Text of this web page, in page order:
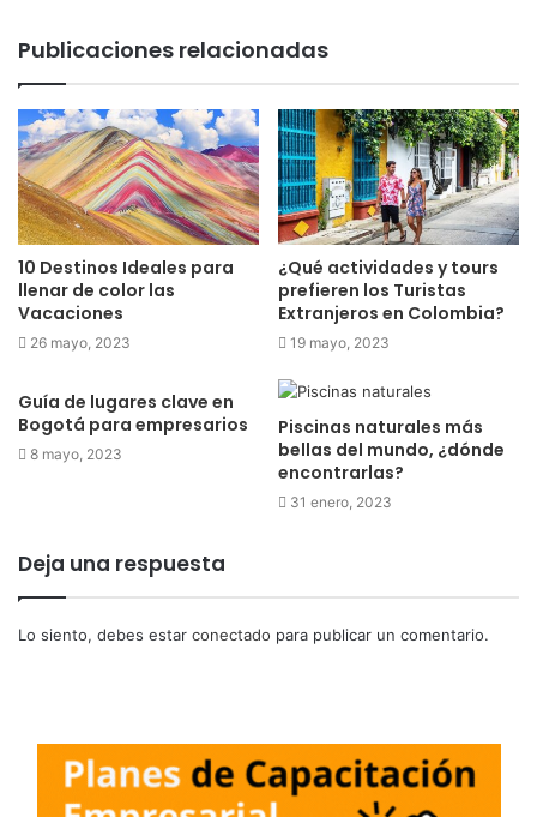
Publicaciones relacionadas
10 Destinos Ideales para
llenar de color las
Vacaciones
26 mayo, 2023
¿Qué actividades y tours
prefieren los Turistas
Extranjeros en Colombia?
19 mayo, 2023
Guía de lugares clave en
Bogotá para empresarios
8 mayo, 2023
Piscinas naturales más
bellas del mundo, ¿dónde
encontrarlas?
31 enero, 2023
Deja una respuesta
Lo siento, debes estar conectado para publicar un comentario.